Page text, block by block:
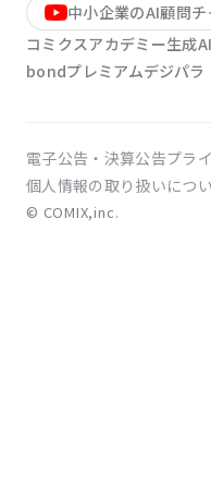
中小企業のAI顧問
コミクスアカデミー生成
bondプレミアムデジパラ
電子公告・決算公告プラ
個人情報の取り扱いにつ
© COMIX,inc.